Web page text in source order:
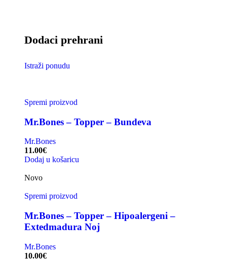
Dodaci prehrani
Istraži ponudu
Spremi proizvod
Mr.Bones – Topper – Bundeva
Mr.Bones
11.00€
Dodaj u košaricu
Novo
Spremi proizvod
Mr.Bones – Topper – Hipoalergeni –
Extedmadura Noj
Mr.Bones
10.00€